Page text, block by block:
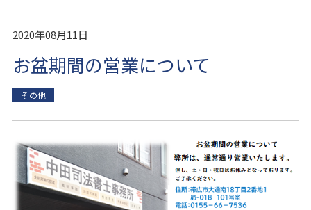
2020年08月11日
お盆期間の営業について
その他